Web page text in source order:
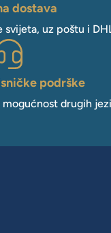
dostava
svijeta, uz poštu i
podrške
drugih